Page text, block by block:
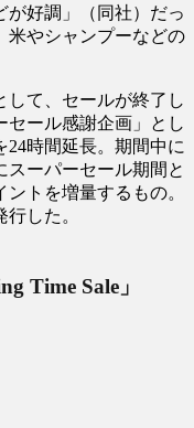
が好調」（同社）だっ
米やシャンプーなどの
して、セールが終了し
セール感謝企画」とし
時間延長。期間中に
スーパーセール期間と
トを増量するもの。
した。
Time Sale」